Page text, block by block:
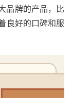
品牌的产品，比
良好的口碑和服